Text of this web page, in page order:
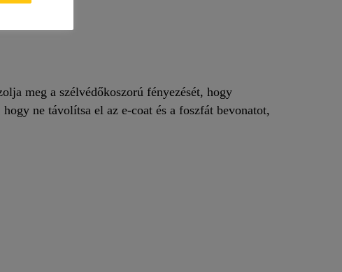
meg a szélvédőkoszorú fényezését, hogy
ne távolítsa el az e-coat és a foszfát bevonatot,